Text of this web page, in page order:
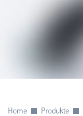
Home Produkte